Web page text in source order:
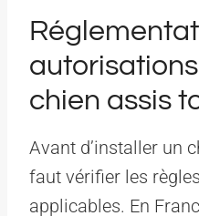
chien assis
Avant d’installer un
faut vérifier les
applicables. En